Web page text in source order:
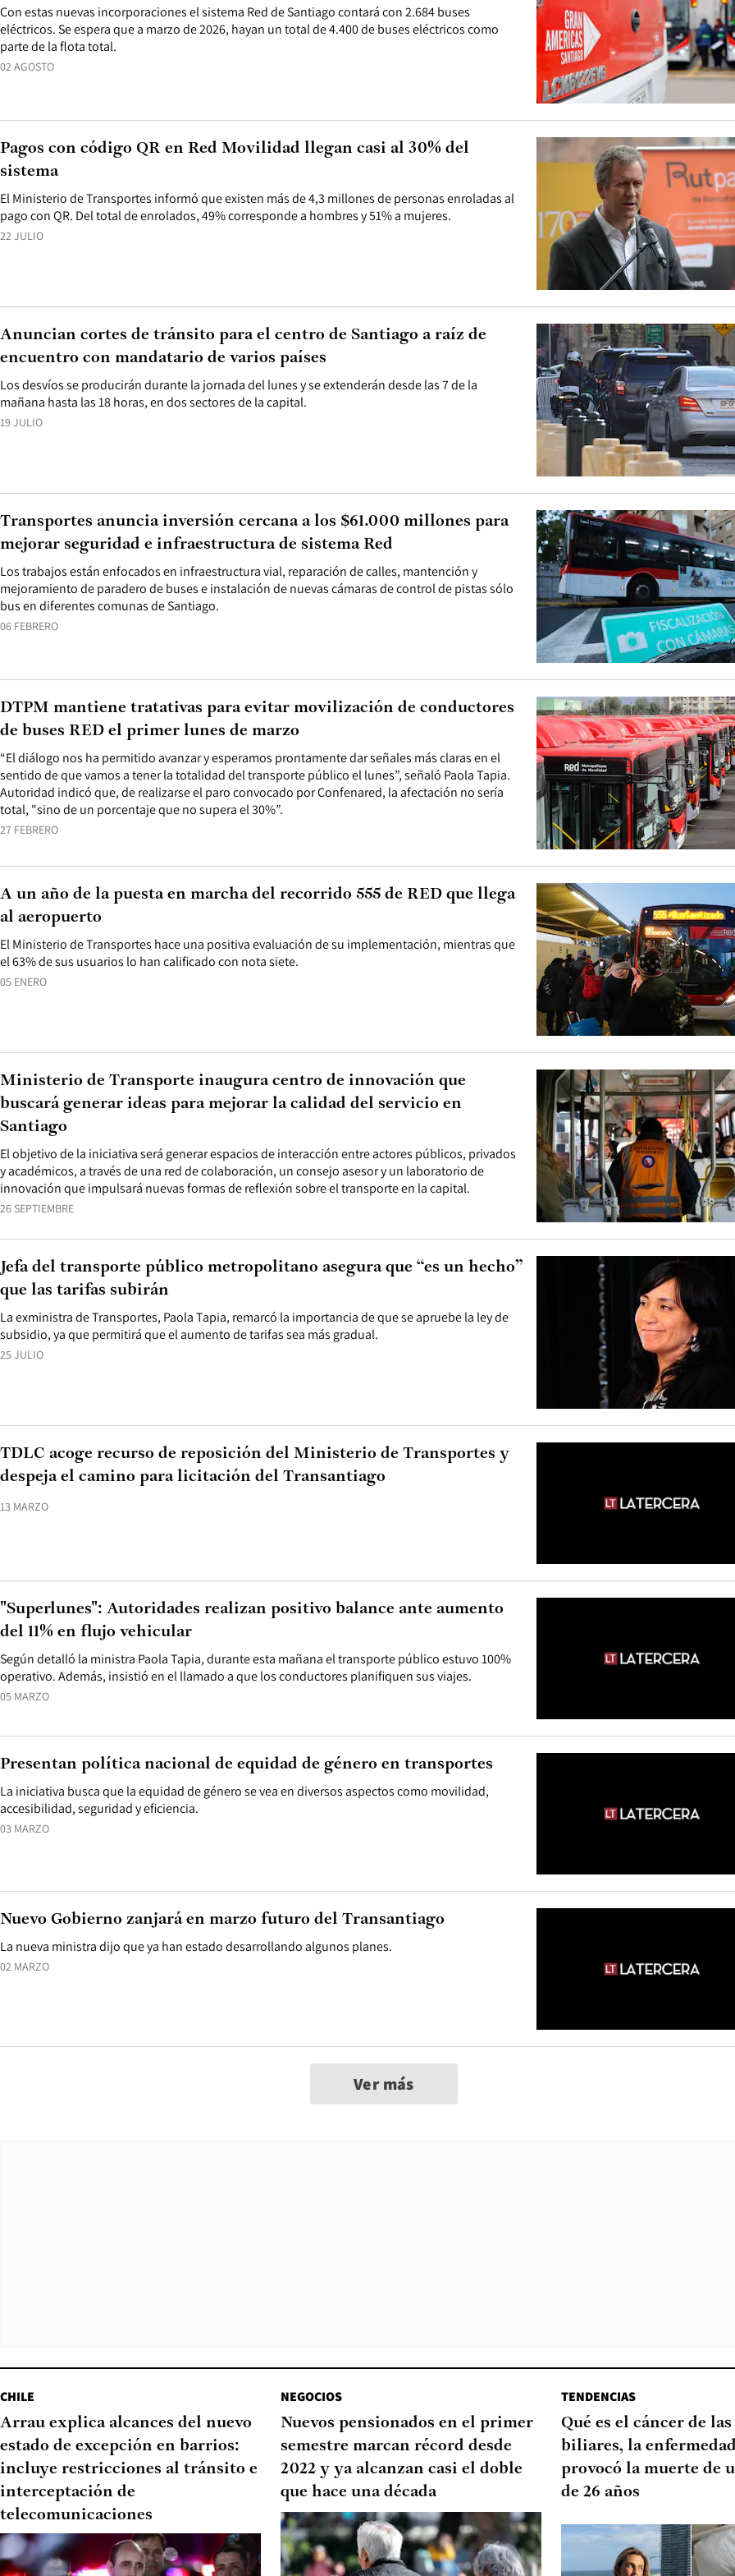
02 AGOSTO
Con estas nuevas incorporaciones el sistema Red de Santiago contará con 2.684 buses
eléctricos. Se espera que a marzo de 2026, hayan un total de 4.400 de buses eléctricos como
parte de la flota total.
22 JULIO
El Ministerio de Transportes informó que existen más de 4,3 millones de personas enroladas al
pago con QR. Del total de enrolados, 49% corresponde a hombres y 51% a mujeres.
Pagos con código QR en Red Movilidad llegan casi al 30% del
sistema
19 JULIO
Los desvíos se producirán durante la jornada del lunes y se extenderán desde las 7 de la
mañana hasta las 18 horas, en dos sectores de la capital.
Anuncian cortes de tránsito para el centro de Santiago a raíz de
encuentro con mandatario de varios países
06 FEBRERO
Los trabajos están enfocados en infraestructura vial, reparación de calles, mantención y
mejoramiento de paradero de buses e instalación de nuevas cámaras de control de pistas sólo
bus en diferentes comunas de Santiago.
Transportes anuncia inversión cercana a los $61.000 millones para
mejorar seguridad e infraestructura de sistema Red
27 FEBRERO
“El diálogo nos ha permitido avanzar y esperamos prontamente dar señales más claras en el
sentido de que vamos a tener la totalidad del transporte público el lunes”, señaló Paola Tapia.
Autoridad indicó que, de realizarse el paro convocado por Confenared, la afectación no sería
total, "sino de un porcentaje que no supera el 30%”.
DTPM mantiene tratativas para evitar movilización de conductores
de buses RED el primer lunes de marzo
05 ENERO
El Ministerio de Transportes hace una positiva evaluación de su implementación, mientras que
el 63% de sus usuarios lo han calificado con nota siete.
A un año de la puesta en marcha del recorrido 555 de RED que llega
al aeropuerto
26 SEPTIEMBRE
El objetivo de la iniciativa será generar espacios de interacción entre actores públicos, privados
y académicos, a través de una red de colaboración, un consejo asesor y un laboratorio de
innovación que impulsará nuevas formas de reflexión sobre el transporte en la capital.
Ministerio de Transporte inaugura centro de innovación que
buscará generar ideas para mejorar la calidad del servicio en
Santiago
25 JULIO
La exministra de Transportes, Paola Tapia, remarcó la importancia de que se apruebe la ley de
subsidio, ya que permitirá que el aumento de tarifas sea más gradual.
Jefa del transporte público metropolitano asegura que “es un hecho”
que las tarifas subirán
13 MARZO
TDLC acoge recurso de reposición del Ministerio de Transportes y
despeja el camino para licitación del Transantiago
05 MARZO
Según detalló la ministra Paola Tapia, durante esta mañana el transporte público estuvo 100%
operativo. Además, insistió en el llamado a que los conductores planifiquen sus viajes.
"Superlunes": Autoridades realizan positivo balance ante aumento
del 11% en flujo vehicular
03 MARZO
La iniciativa busca que la equidad de género se vea en diversos aspectos como movilidad,
accesibilidad, seguridad y eficiencia.
Presentan política nacional de equidad de género en transportes
02 MARZO
La nueva ministra dijo que ya han estado desarrollando algunos planes.
Nuevo Gobierno zanjará en marzo futuro del Transantiago
Ver más
CHILE
Arrau explica alcances del nuevo
estado de excepción en barrios:
incluye restricciones al tránsito e
interceptación de
telecomunicaciones
NEGOCIOS
Nuevos pensionados en el primer
semestre marcan récord desde
2022 y ya alcanzan casi el doble
que hace una década
TENDENCIAS
Qué es el cáncer de
biliares, la
provocó la muerte de
de 26 años